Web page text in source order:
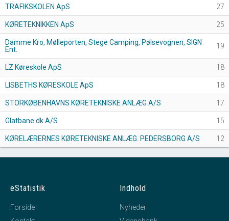
TRAFIKSKOLEN ApS 27
KØRETEKNIKKEN ApS 25
Damme Kro, Mølleporten, Stege Camping, Pølsevognen, SIGN
Ent.
19
LZ Køreskole ApS 18
LISBETHS KØRESKOLE ApS 18
STORKØBENHAVNS KØRETEKNISKE ANLÆG A/S 17
Glatbane.dk A/S 15
KØRELÆRERNES KØRETEKNISKE ANLÆG. PEDERSBORG A/S 12
eStatistik
Forside
Indhold
Nyheder